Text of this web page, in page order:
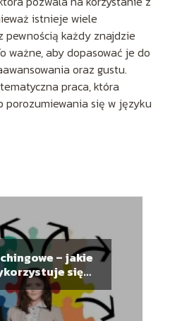
istnieje wiele
pewnością każdy znajdzie
ważne, aby dopasować je do
oraz gustu.
praca, która
porozumiewania się w języku
– jakie
się
doradczych i